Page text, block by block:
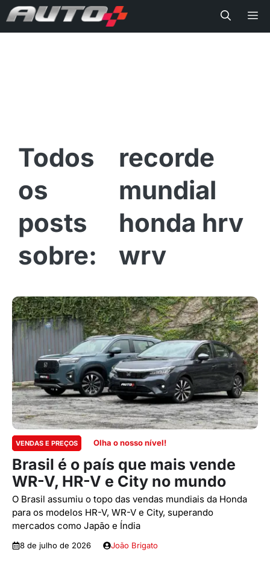
recorde
mundial
honda hrv
wrv
VENDAS E PREÇOS Olha o nosso nível!
Brasil é o país que mais vende
WR-V, HR-V e City no mundo
O Brasil assumiu o topo das vendas mundiais da Honda
para os modelos HR-V, WR-V e City, superando
mercados como Japão e Índia
8 de julho de 2026 João Brigato